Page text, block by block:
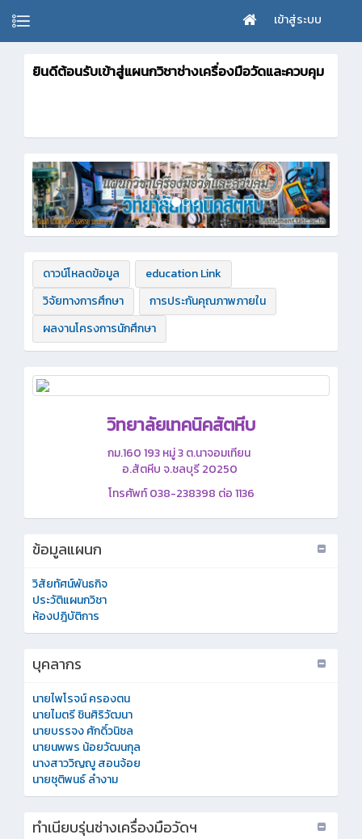
เข้าสู่ระบบ
ยินดีต้อนรับเข้าสู่แผนกวิชาช่างเครื่องมือวัดและควบคุม
ดาวน์โหลดข้อมูล
education Link
วิจัยทางการศึกษา
การประกันคุณภาพภายใน
ผลงานโครงการนักศึกษา
วิทยาลัยเทคนิคสัตหีบ
กม.160193 หมู่ 3 ต.นาจอมเทียน
อ.สัตหีบ จ.ชลบุรี 20250
โทรศัพท์ 038-238398 ต่อ 1136
ข้อมูลแผนก
วิสัยทัศน์พันธกิจ
ประวัติแผนกวิชา
ห้องปฎิบัติการ
บุคลากร
นายไพโรจน์ ครองตน
นายไมตรี ชินศิริวัฒนา
นายบรรจง ศักดิ์วนิชล
นายนพพร น้อยวัฒนกุล
นางสาววิญญู สอนจ้อย
นายชุติพนธ์ ลำงาม
ทำเนียบรุ่นช่างเครื่องมือวัดฯ